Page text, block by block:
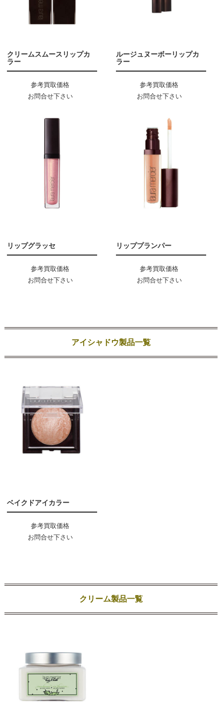
クリームスムースリップカ
ラー
参考買取価格
お問合せ下さい
ルージュヌーボーリップカ
ラー
参考買取価格
お問合せ下さい
リップグラッセ
参考買取価格
お問合せ下さい
リッププランパー
参考買取価格
お問合せ下さい
アイシャドウ製品一覧
ベイクドアイカラー
参考買取価格
お問合せ下さい
クリーム製品一覧